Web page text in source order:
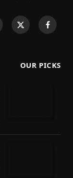
Facebook
X
OUR PICKS